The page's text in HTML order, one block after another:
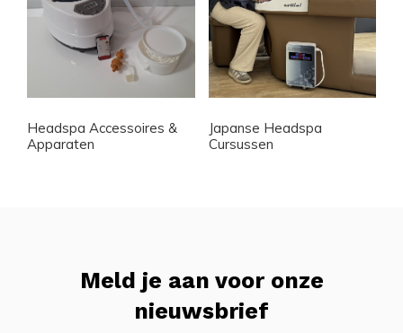
Headspa Accessoires &
Apparaten
Japanse Headspa
Cursussen
Meld je aan voor onze
nieuwsbrief